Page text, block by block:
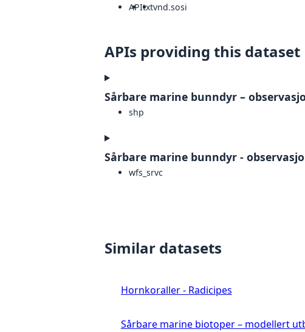
APItxtvnd.sosi
APIs providing this dataset
Sårbare marine bunndyr –
shp
Sårbare marine bunndyr -
wfs_srvc
Similar datasets
Hornkoraller - Radicipes
Sårbare marine biotoper – modellert